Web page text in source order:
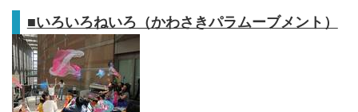
■いろいろねいろ（かわさきパラムーブメント）